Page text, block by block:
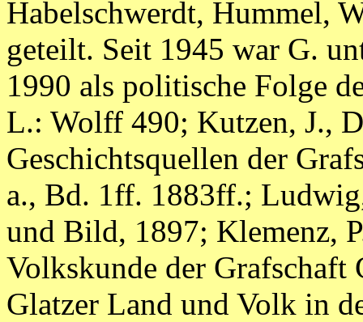
Habelschwerdt, Hummel,
geteilt. Seit 1945 war G.
1990 als politische Folge
L.: Wolff 490; Kutzen, J.,
Geschichtsquellen der
a., Bd. 1ff. 1883ff.;
und Bild, 1897; Klemenz,
Volkskunde der Grafschaft
Glatzer Land und Volk in